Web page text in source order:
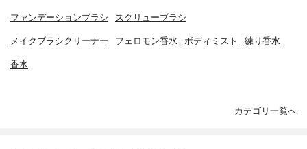
ファンデーションブラシ スクリューブラシ
メイクブラシクリーナー フェロモン香水 ボディミスト 練り香水
香水
カテゴリ一覧へ